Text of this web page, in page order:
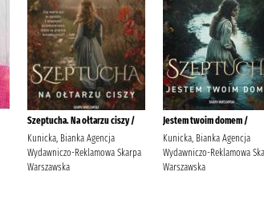
Szeptucha. Na ołtarzu ciszy /
Kunicka, Bianka Agencja
Wydawniczo-Reklamowa Skarpa
Warszawska
Jestem twoim domem /
Kunicka, Bianka Agencja
Wydawniczo-Reklamowa
Warszawska